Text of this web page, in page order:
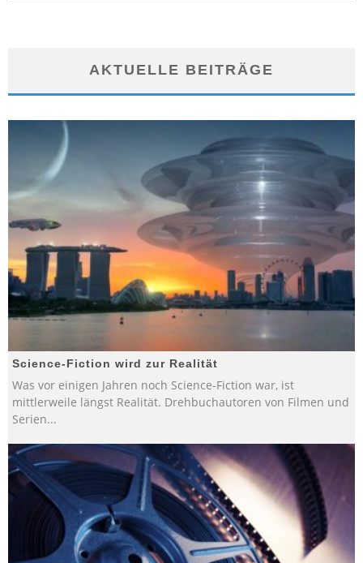
AKTUELLE BEITRÄGE
Science-Fiction wird zur Realität
Was vor einigen Jahren noch Science-Fiction war, ist
mittlerweile längst Realität. Drehbuchautoren von Filmen und
Serien...